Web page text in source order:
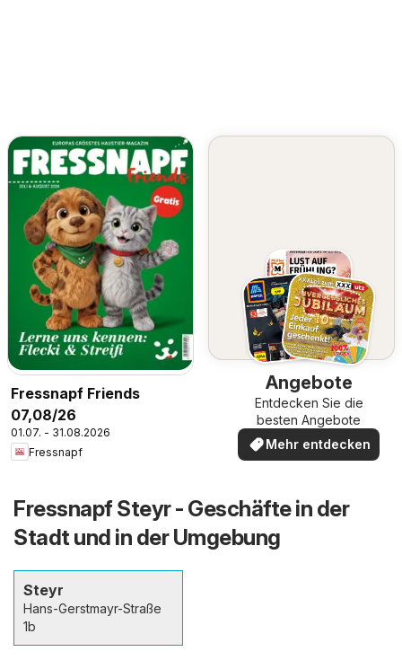
Fressnapf Friends
07,08/26
01.07. - 31.08.2026
Fressnapf
Angebote
Entdecken Sie die
besten Angebote
Mehr entdecken
Fressnapf Steyr - Geschäfte in der
Stadt und in der Umgebung
Steyr
Hans-Gerstmayr-Straße
1b